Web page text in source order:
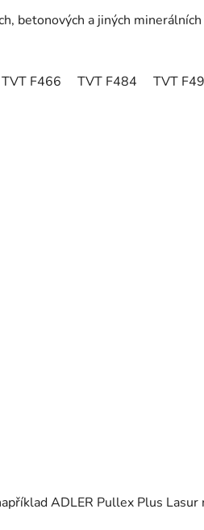
betonových a jiných
TVT F466 TVT F484 TVT
ADLER Pullex Plus